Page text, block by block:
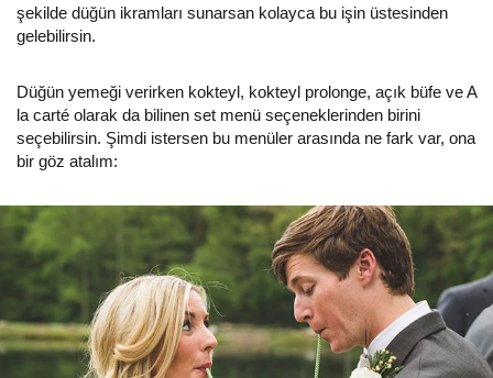
şekilde düğün ikramları sunarsan kolayca bu işin üstesinden
gelebilirsin.
Düğün yemeği verirken kokteyl, kokteyl prolonge, açık büfe ve A
la carté olarak da bilinen set menü seçeneklerinden birini
seçebilirsin. Şimdi istersen bu menüler arasında ne fark var, ona
bir göz atalım: